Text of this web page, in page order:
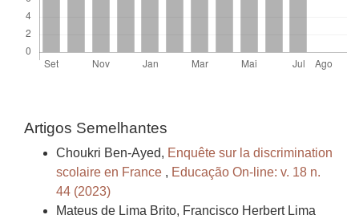
Artigos Semelhantes
Choukri Ben-Ayed, Enquête sur la discrimination
scolaire en France , Educação On-line: v. 18 n.
44 (2023)
Mateus de Lima Brito, Francisco Herbert Lima